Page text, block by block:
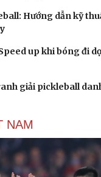
Hướng dẫn kỹ
up khi bóng đi
giải pickleball
NAM